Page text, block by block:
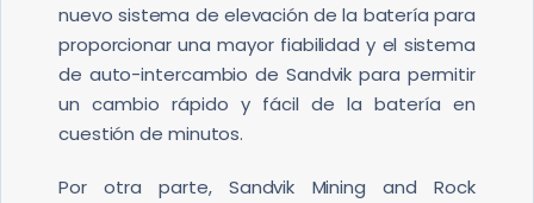
nuevo sistema de elevación de la batería para
proporcionar una mayor fiabilidad y el sistema
de auto-intercambio de Sandvik para permitir
un cambio rápido y fácil de la batería en
cuestión de minutos.
Por otra parte, Sandvik Mining and Rock